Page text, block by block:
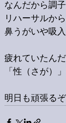
なんだから調
リハーサルか
鼻うがいや吸入
疲れていたん
「性（さが）
明日も頑張るぞ